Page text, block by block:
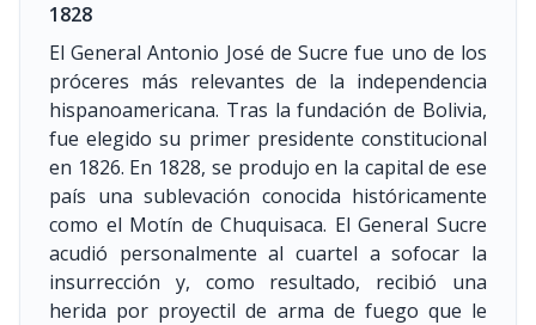
1828
El General Antonio José de Sucre fue uno de los
próceres más relevantes de la independencia
hispanoamericana. Tras la fundación de Bolivia,
fue elegido su primer presidente constitucional
en 1826. En 1828, se produjo en la capital de ese
país una sublevación conocida históricamente
como el Motín de Chuquisaca. El General Sucre
acudió personalmente al cuartel a sofocar la
insurrección y, como resultado, recibió una
herida por proyectil de arma de fuego que le